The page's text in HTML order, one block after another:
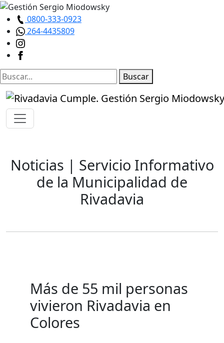
0800-333-0923
264-4435809
Buscar
Noticias | Servicio Informativo
de la Municipalidad de
Rivadavia
Más de 55 mil personas
vivieron Rivadavia en
Colores